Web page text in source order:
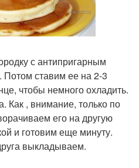
с антипригарным
Потом ставим ее на 2-3
чтобы немного охладить.
Как , внимание, только по
его на другую
и готовим еще минуту.
выкладываем.